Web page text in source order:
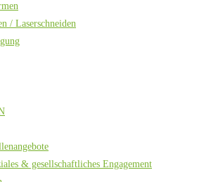
/ Laserschneiden
& gesellschaftliches Engagement